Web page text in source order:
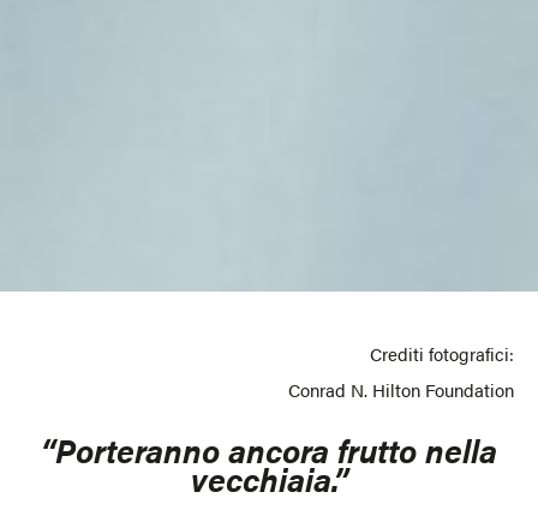
Crediti fotografici:
Conrad N. Hilton Foundation
“Porteranno ancora frutto nella
vecchiaia.”